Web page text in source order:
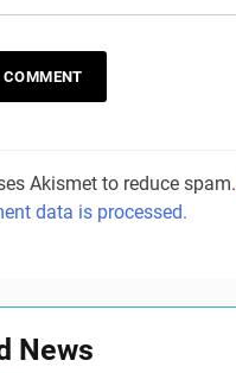
Akismet to reduce spam.
data is processed.
News